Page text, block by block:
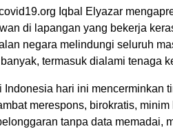
Iqbal Elyazar
di lapangan yang bekerja
negara melindungi seluruh
termasuk dialami tenaga
Indonesia hari ini mencerminkan
merespons, birokratis,
tanpa data memadai,